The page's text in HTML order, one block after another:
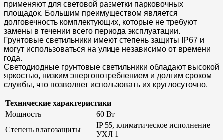
применяют для световой разметки парковочных
площадок. Большим преимуществом является
долговечность комплектующих, которые не требуют
замены в течении всего периода эксплуатации.
Грунтовые светильники имеют степень защиты IP67 и
могут использоваться на улице независимо от времени
года.
Светодиодные грунтовые светильники обладают высокой
яркостью, низким энергопотреблением и долгим сроком
службы, что позволяет использовать их круглосуточно.
Технические характеристики
Мощность
60 Вт
Степень влагозащиты
IP 55, климатическое исполнение
УХЛ 1